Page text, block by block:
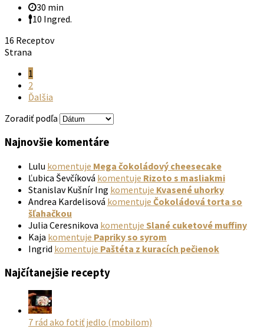
30 min
10 Ingred.
16 Receptov
Strana
1
2
Ďalšia
Zoradiť podľa
Najnovšie komentáre
Lulu komentuje Mega čokoládový cheesecake
Ľubica Ševčíková komentuje Rizoto s masliakmi
Stanislav Kušnír Ing komentuje Kvasené uhorky
Andrea Kardelisová komentuje Čokoládová torta so
šľahačkou
Julia Ceresnikova komentuje Slané cuketové muffiny
Kaja komentuje Papriky so syrom
Ingrid komentuje Paštéta z kuracích pečienok
Najčítanejšie recepty
7 rád ako fotiť jedlo (mobilom)